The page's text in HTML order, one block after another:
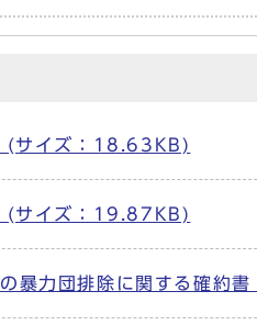
(サイズ：18.63KB)
(サイズ：19.87KB)
暴力団排除に関する確約